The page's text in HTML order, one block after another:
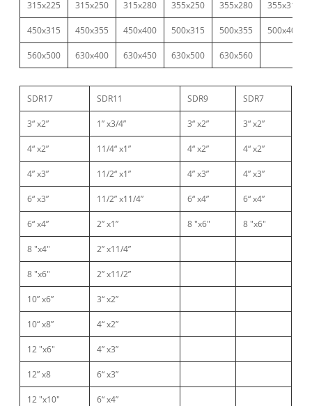
315x225 315x250 315x280 355x250 355x280 355x315
450x315 450x355 450x400 500x315 500x355 500x400
560x500 630x400 630x450 630x500 630x560
SDR17 SDR11 SDR9 SDR7
3“ x2” 1” x3/4” 3“ x2” 3“ x2”
4“ x2” 11/4“ x1” 4“ x2” 4“ x2”
4” x3” 11/2“ x1” 4” x3” 4” x3”
6“ x3” 11/2” x11/4” 6“ x4” 6“ x4”
6“ x4” 2” x1” 8 "x6" 8 "x6"
8 "x4" 2” x11/4”
8 "x6" 2” x11/2”
10” x6” 3“ x2”
10“ x8” 4“ x2”
12 "x6" 4” x3”
12” x8 6“ x3”
12 "x10" 6“ x4”